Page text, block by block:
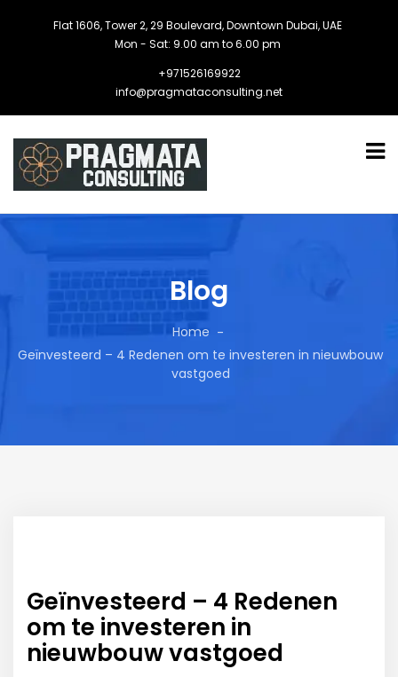
Flat 1606, Tower 2, 29 Boulevard, Downtown Dubai, UAE
Mon - Sat: 9.00 am to 6.00 pm
+971526169922
info@pragmataconsulting.net
Blog
Home
Geïnvesteerd – 4 Redenen om te investeren in nieuwbouw
vastgoed
Geïnvesteerd – 4 Redenen
om te investeren in
nieuwbouw vastgoed